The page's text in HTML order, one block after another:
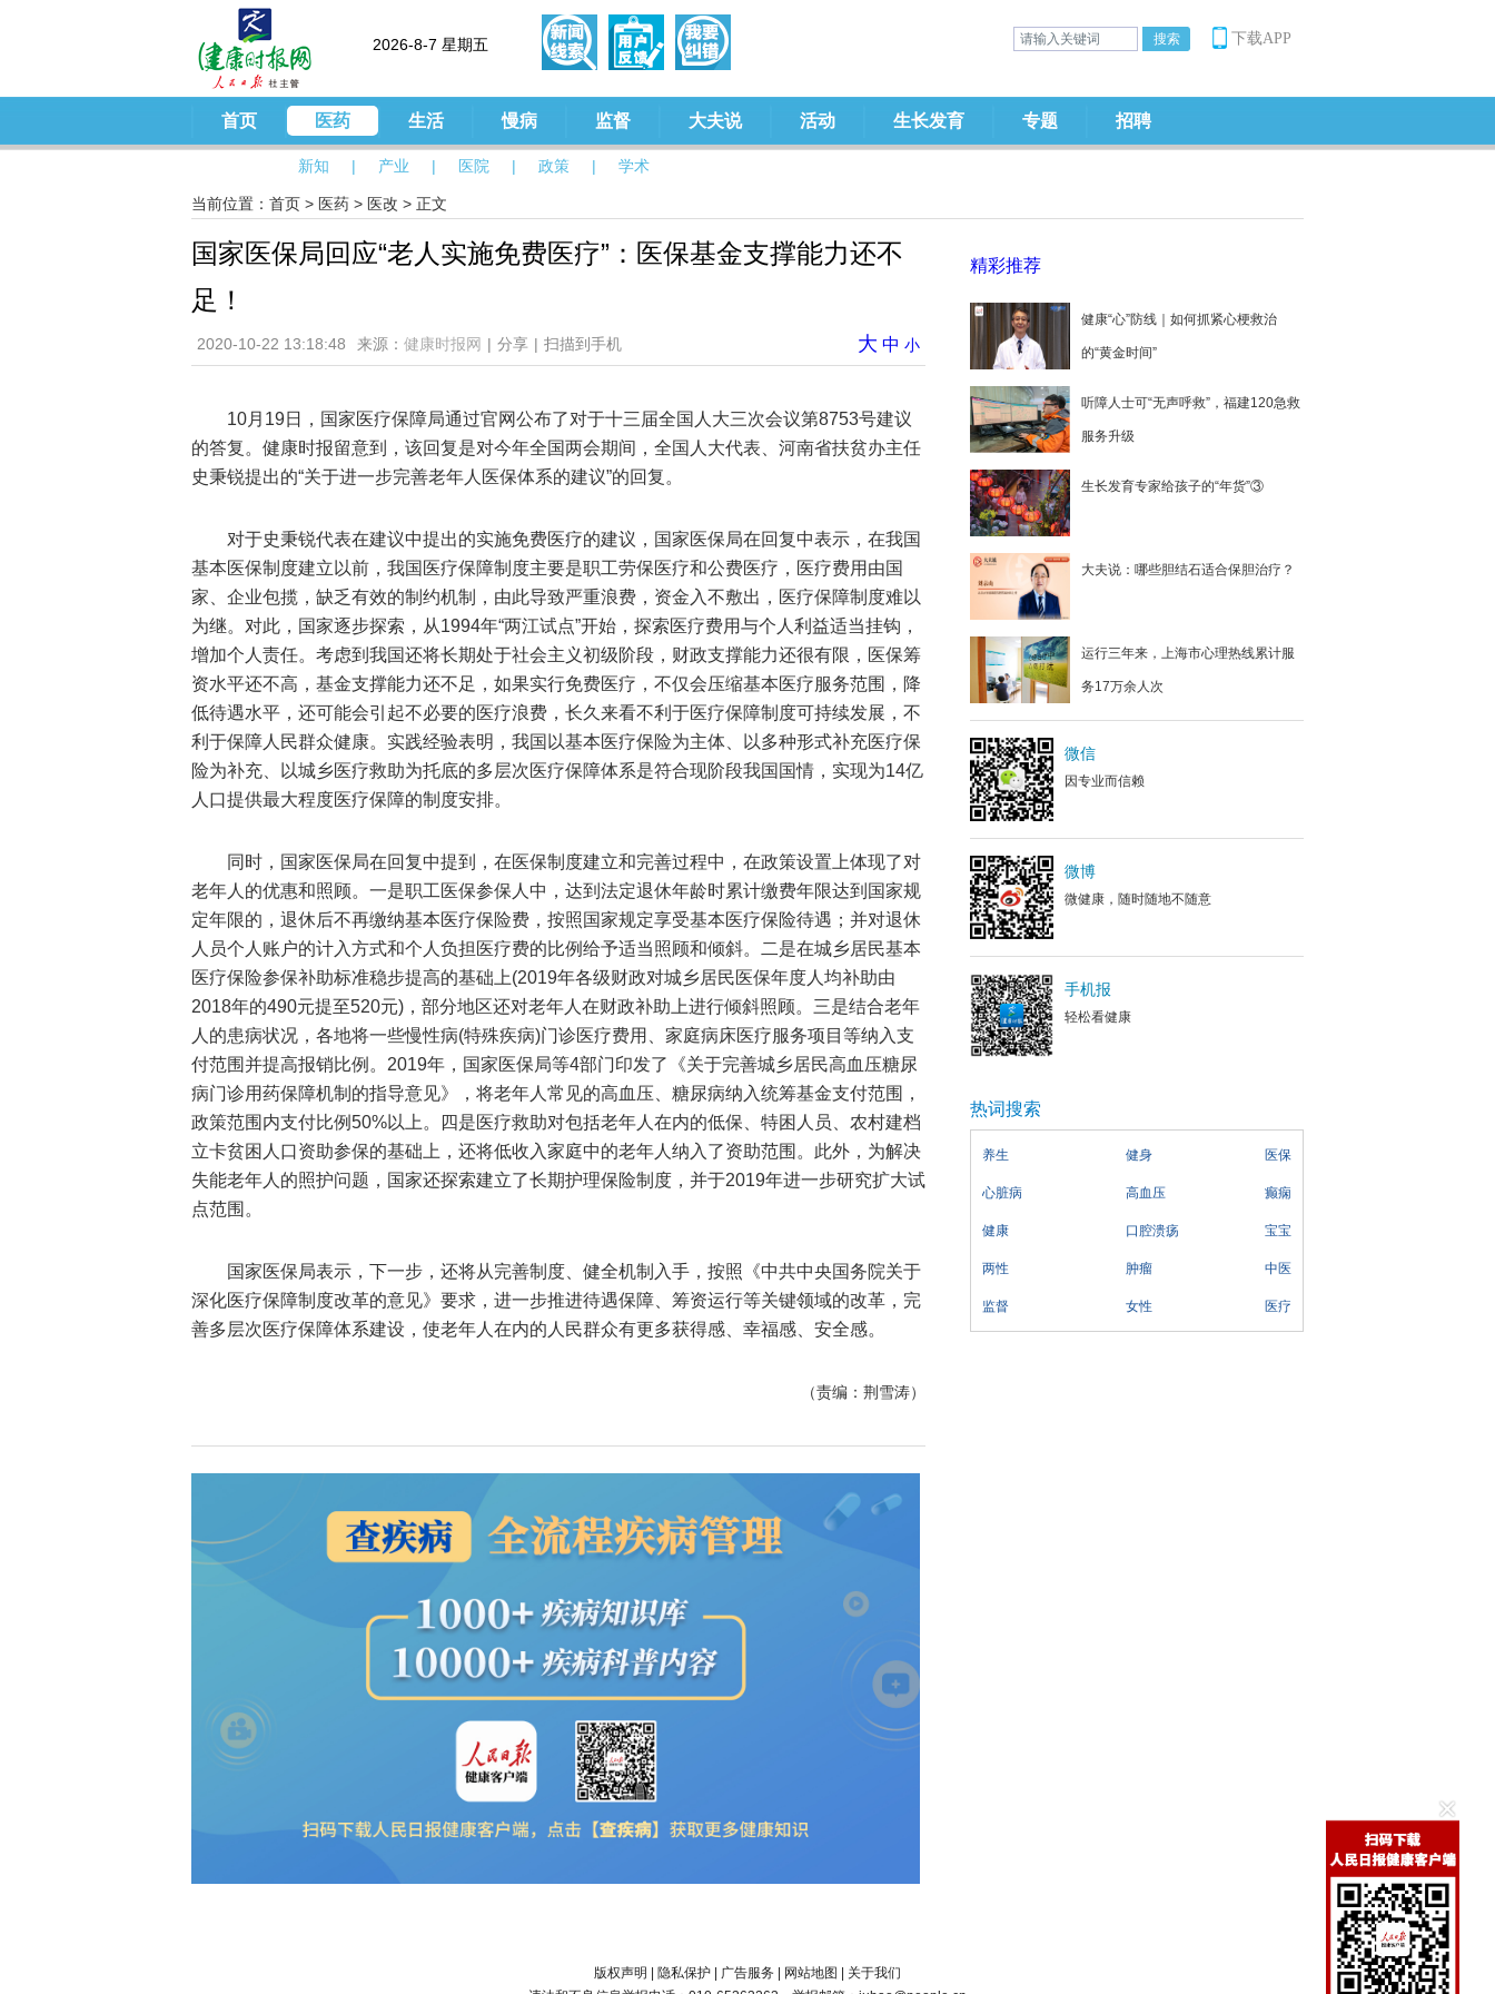
2026-8-7 星期五 下载APP
首页 医药
新知 | 产业 | 医院 | 政策 | 学术
生活 慢病 监督 大夫说 活动 生长发育 专题 招聘
当前位置： 首页 > 医药 > 医改 > 正文
国家医保局回应“老人实施免费医疗”：医保基金支撑能力还不
足！
2020-10-22 13:18:48 来源： 健康时报网 | 分享 | 扫描到手机 大 中 小
10月19日，国家医疗保障局通过官网公布了对于十三届全国人大三次会议第8753号建议
的答复。健康时报留意到，该回复是对今年全国两会期间，全国人大代表、河南省扶贫办主任
史秉锐提出的“关于进一步完善老年人医保体系的建议”的回复。
对于史秉锐代表在建议中提出的实施免费医疗的建议，国家医保局在回复中表示，在我国
基本医保制度建立以前，我国医疗保障制度主要是职工劳保医疗和公费医疗，医疗费用由国
家、企业包揽，缺乏有效的制约机制，由此导致严重浪费，资金入不敷出，医疗保障制度难以
为继。对此，国家逐步探索，从1994年“两江试点”开始，探索医疗费用与个人利益适当挂钩，
增加个人责任。考虑到我国还将长期处于社会主义初级阶段，财政支撑能力还很有限，医保筹
资水平还不高，基金支撑能力还不足，如果实行免费医疗，不仅会压缩基本医疗服务范围，降
低待遇水平，还可能会引起不必要的医疗浪费，长久来看不利于医疗保障制度可持续发展，不
利于保障人民群众健康。实践经验表明，我国以基本医疗保险为主体、以多种形式补充医疗保
险为补充、以城乡医疗救助为托底的多层次医疗保障体系是符合现阶段我国国情，实现为14亿
人口提供最大程度医疗保障的制度安排。
同时，国家医保局在回复中提到，在医保制度建立和完善过程中，在政策设置上体现了对
老年人的优惠和照顾。一是职工医保参保人中，达到法定退休年龄时累计缴费年限达到国家规
定年限的，退休后不再缴纳基本医疗保险费，按照国家规定享受基本医疗保险待遇；并对退休
人员个人账户的计入方式和个人负担医疗费的比例给予适当照顾和倾斜。二是在城乡居民基本
医疗保险参保补助标准稳步提高的基础上(2019年各级财政对城乡居民医保年度人均补助由
2018年的490元提至520元)，部分地区还对老年人在财政补助上进行倾斜照顾。三是结合老年
人的患病状况，各地将一些慢性病(特殊疾病)门诊医疗费用、家庭病床医疗服务项目等纳入支
付范围并提高报销比例。2019年，国家医保局等4部门印发了《关于完善城乡居民高血压糖尿
病门诊用药保障机制的指导意见》，将老年人常见的高血压、糖尿病纳入统筹基金支付范围，
政策范围内支付比例50%以上。四是医疗救助对包括老年人在内的低保、特困人员、农村建档
立卡贫困人口资助参保的基础上，还将低收入家庭中的老年人纳入了资助范围。此外，为解决
失能老年人的照护问题，国家还探索建立了长期护理保险制度，并于2019年进一步研究扩大试
点范围。
国家医保局表示，下一步，还将从完善制度、健全机制入手，按照《中共中央国务院关于
深化医疗保障制度改革的意见》要求，进一步推进待遇保障、筹资运行等关键领域的改革，完
善多层次医疗保障体系建设，使老年人在内的人民群众有更多获得感、幸福感、安全感。
（责编：荆雪涛）
精彩推荐
健康“心”防线｜如何抓紧心梗救治
的“黄金时间”
听障人士可“无声呼救”，福建120急救
服务升级
生长发育专家给孩子的“年货”③
大夫说：哪些胆结石适合保胆治疗？
运行三年来，上海市心理热线累计服
务17万余人次
微信
因专业而信赖
微博
微健康，随时随地不随意
手机报
轻松看健康
热词搜索
养生 健身 医保
心脏病 高血压 癫痫
健康 口腔溃疡 宝宝
两性 肿瘤 中医
监督 女性 医疗
版权声明 | 隐私保护 | 广告服务 | 网站地图 | 关于我们